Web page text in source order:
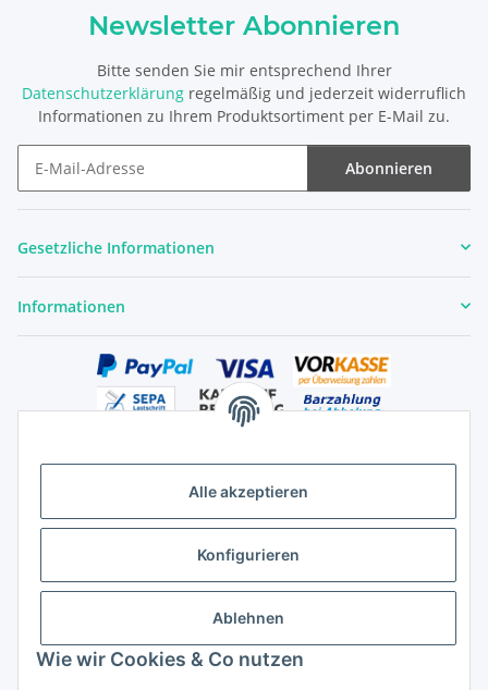
Alle akzeptieren
Konfigurieren
Ablehnen
Wie wir Cookies & Co nutzen
Newsletter Abonnieren
Bitte senden Sie mir entsprechend Ihrer
Datenschutzerklärung regelmäßig und jederzeit widerruflich
Informationen zu Ihrem Produktsortiment per E-Mail zu.
Abonnieren
Gesetzliche Informationen
Informationen